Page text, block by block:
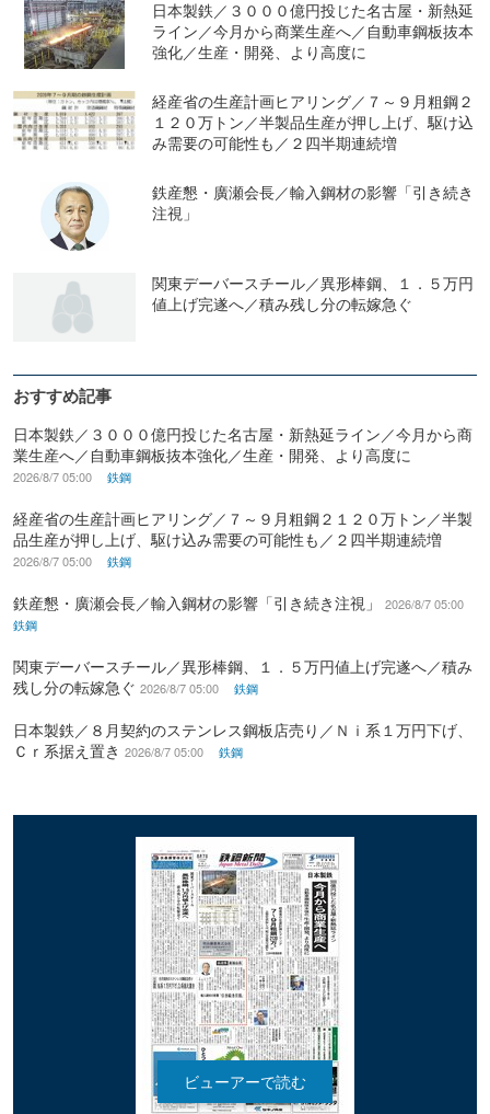
日本製鉄／３０００億円投じた名古屋・新熱延
ライン／今月から商業生産へ／自動車鋼板抜本
強化／生産・開発、より高度に
経産省の生産計画ヒアリング／７～９月粗鋼２
１２０万トン／半製品生産が押し上げ、駆け込
み需要の可能性も／２四半期連続増
鉄産懇・廣瀬会長／輸入鋼材の影響「引き続き
注視」
関東デーバースチール／異形棒鋼、１．５万円
値上げ完遂へ／積み残し分の転嫁急ぐ
おすすめ記事
日本製鉄／３０００億円投じた名古屋・新熱延ライン／今月から商
業生産へ／自動車鋼板抜本強化／生産・開発、より高度に
2026/8/7 05:00 鉄鋼
経産省の生産計画ヒアリング／７～９月粗鋼２１２０万トン／半製
品生産が押し上げ、駆け込み需要の可能性も／２四半期連続増
2026/8/7 05:00 鉄鋼
鉄産懇・廣瀬会長／輸入鋼材の影響「引き続き注視」
2026/8/7 05:00
鉄鋼
関東デーバースチール／異形棒鋼、１．５万円値上げ完遂へ／積み
残し分の転嫁急ぐ 2026/8/7 05:00 鉄鋼
日本製鉄／８月契約のステンレス鋼板店売り／Ｎｉ系１万円下げ、
Ｃｒ系据え置き 2026/8/7 05:00 鉄鋼